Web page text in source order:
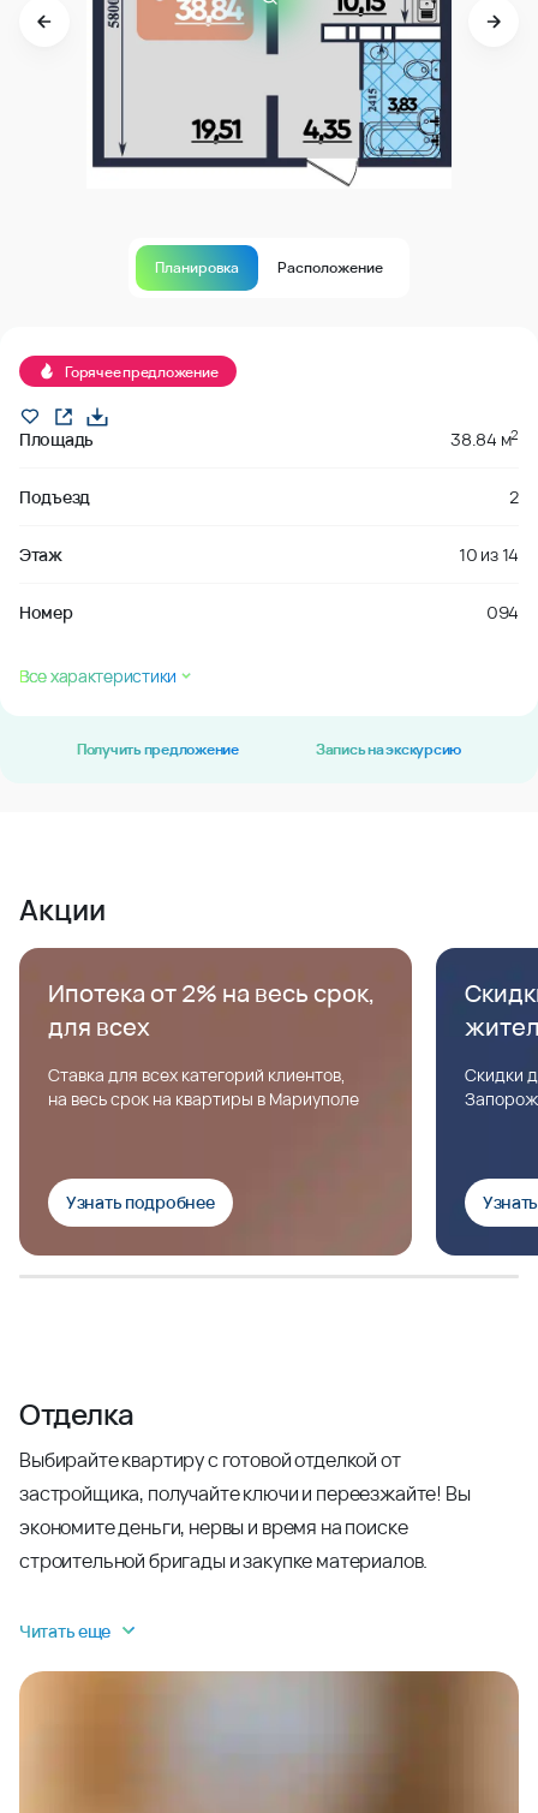
Планировка Расположение
Горячее предложение
Площадь 38.84 м2
Подъезд 2
Этаж 10 из14
Номер 094
Все характеристики
Получить предложение Запись на экскурсию
Акции
Ипотека от 2% на весь срок,
для всех
Ставка для всех категорий клиентов,
на весь срок на квартиры в Мариуполе
Узнать подробнее
Скидки
Отделка
Выбирайте квартиру с готовой отделкой от
застройщика, получайте ключи и переезжайте! Вы
экономите деньги, нервы и время на поиске
строительной бригады и закупке материалов.
Читать еще